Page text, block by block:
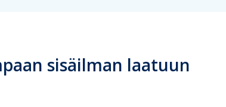
sisäilman laatuun